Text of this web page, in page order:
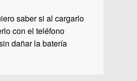
saber si al cargarlo
con el teléfono
dañar la batería